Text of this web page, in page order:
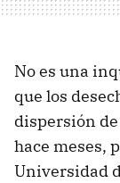
No es una
que los
dispersión
hace meses,
Universidad